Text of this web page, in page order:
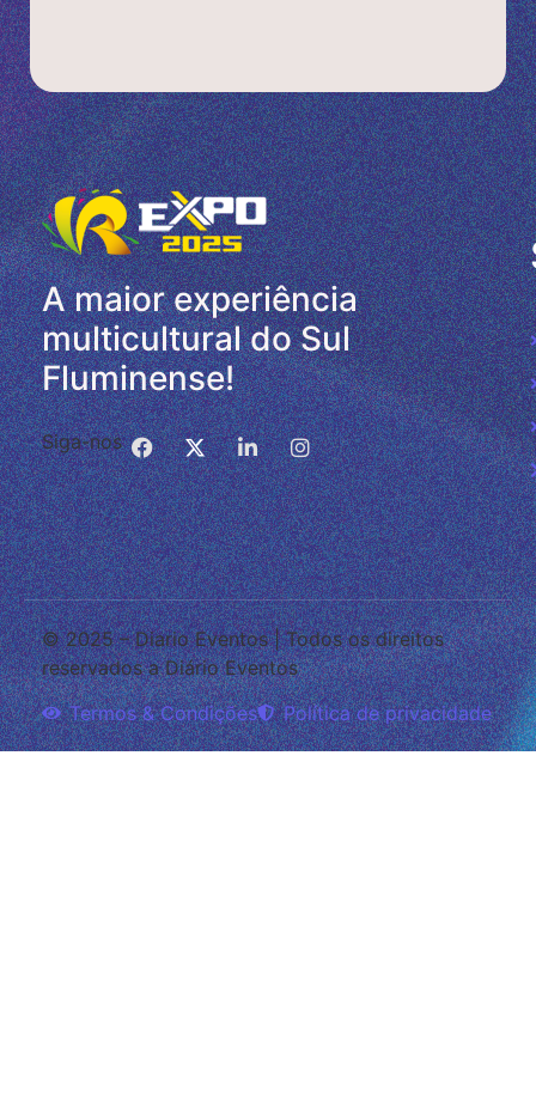
A maior experiência
multicultural do Sul
Fluminense!
Siga-nos
© 2025 – Diario Eventos | Todos os direitos
reservados a Diário Eventos
Termos & Condições
Política de privacidade